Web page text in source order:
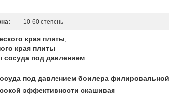
10-60 степень
края плиты,
края плиты,
под давлением
под давлением боилера филировальной
эффективности скашивая